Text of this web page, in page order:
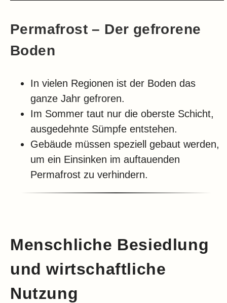
Permafrost – Der gefrorene
Boden
In vielen Regionen ist der Boden das
ganze Jahr gefroren.
Im Sommer taut nur die oberste Schicht,
ausgedehnte Sümpfe entstehen.
Gebäude müssen speziell gebaut werden,
um ein Einsinken im auftauenden
Permafrost zu verhindern.
Menschliche Besiedlung
und wirtschaftliche
Nutzung